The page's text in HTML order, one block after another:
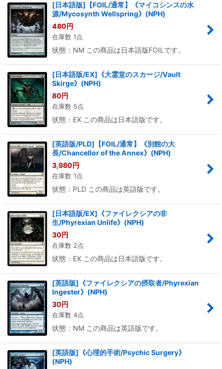
[日本語版]【FOIL/通常】《マイコシンスの水
源/Mycosynth Wellspring》(NPH)
480円
在庫数 1点
状態：NM この商品は日本語版FOILです。
[日本語版/EX]《大霊堂のスカージ/Vault
Skirge》(NPH)
80円
在庫数 5点
状態：EX この商品は日本語版です。
[英語版/PLD]【FOIL/通常】《別館の大
長/Chancellor of the Annex》(NPH)
3,980円
在庫数 1点
状態：PLD この商品は英語版です。
[日本語版/EX]《ファイレクシアの非
生/Phyrexian Unlife》(NPH)
30円
在庫数 2点
状態：EX この商品は日本語版です。
[英語版]《ファイレクシアの摂取者/Phyrexian
Ingester》(NPH)
30円
在庫数 4点
状態：NM この商品は英語版です。
[英語版]《心理的手術/Psychic Surgery》
(NPH)